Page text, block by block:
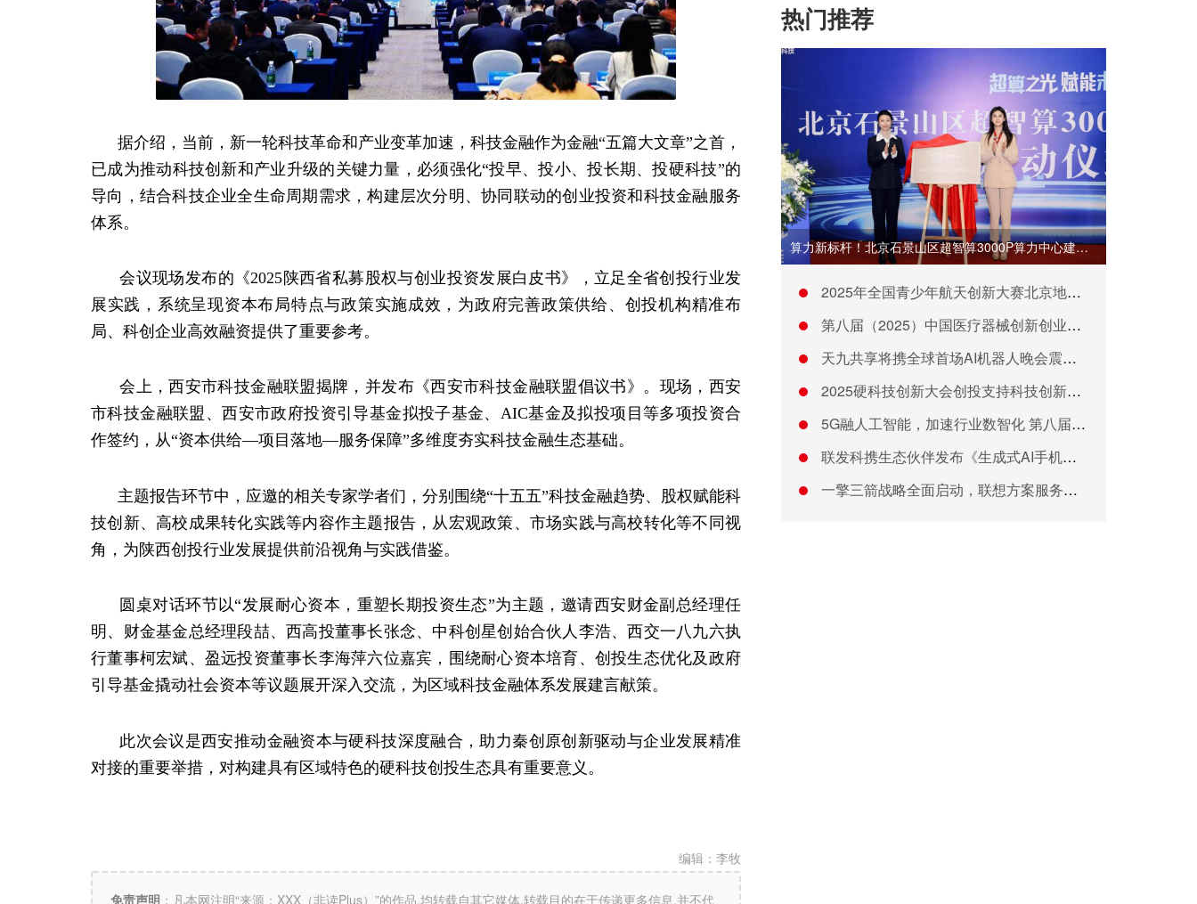
据介绍，当前，新一轮科技革命和产业变革加速，科技金融作为金融“五篇大文章”之首，
已成为推动科技创新和产业升级的关键力量，必须强化“投早、投小、投长期、投硬科技”的
导向，结合科技企业全生命周期需求，构建层次分明、协同联动的创业投资和科技金融服务
体系。
会议现场发布的《2025陕西省私募股权与创业投资发展白皮书》，立足全省创投行业发
展实践，系统呈现资本布局特点与政策实施成效，为政府完善政策供给、创投机构精准布
局、科创企业高效融资提供了重要参考。
会上，西安市科技金融联盟揭牌，并发布《西安市科技金融联盟倡议书》。现场，西安
市科技金融联盟、西安市政府投资引导基金拟投子基金、AIC基金及拟投项目等多项投资合
作签约，从“资本供给—项目落地—服务保障”多维度夯实科技金融生态基础。
主题报告环节中，应邀的相关专家学者们，分别围绕“十五五”科技金融趋势、股权赋能科
技创新、高校成果转化实践等内容作主题报告，从宏观政策、市场实践与高校转化等不同视
角，为陕西创投行业发展提供前沿视角与实践借鉴。
圆桌对话环节以“发展耐心资本，重塑长期投资生态”为主题，邀请西安财金副总经理任
明、财金基金总经理段喆、西高投董事长张念、中科创星创始合伙人李浩、西交一八九六执
行董事柯宏斌、盈远投资董事长李海萍六位嘉宾，围绕耐心资本培育、创投生态优化及政府
引导基金撬动社会资本等议题展开深入交流，为区域科技金融体系发展建言献策。
此次会议是西安推动金融资本与硬科技深度融合，助力秦创原创新驱动与企业发展精准
对接的重要举措，对构建具有区域特色的硬科技创投生态具有重要意义。
编辑： 李牧
免责声明 ： 凡本网注明“来源：XXX（非读Plus）”的作品,均转载自其它媒体,转载目的在于传递更多信息,并不代
热门推荐
算力新标杆！北京石景山区超智算3000P算力中心建设正式启动
2025年全国青少年航天创新大赛北京地区决赛开幕
第八届（2025）中国医疗器械创新创业大赛人工智能与医用机器
天九共享将携全球首场AI机器人晚会震撼来袭
2025硬科技创新大会创投支持科技创新发展会议举行
5G融人工智能，加速行业数智化 第八届“绽放杯”5G应用征集
联发科携生态伙伴发布《生成式AI手机产业白皮书》，引领手机生
一擎三箭战略全面启动，联想方案服务重绘未来业务蓝图